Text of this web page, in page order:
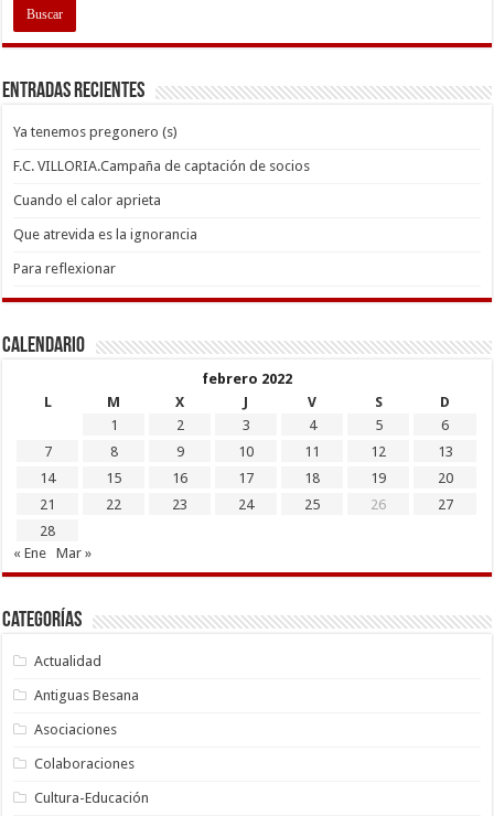
Entradas recientes
Ya tenemos pregonero (s)
F.C. VILLORIA.Campaña de captación de socios
Cuando el calor aprieta
Que atrevida es la ignorancia
Para reflexionar
Calendario
febrero 2022
L
M X J V S
D
1
2 3 4 5
6
7
8 9 10 11 12
13
14
15 16 17 18 19
20
21
22 23 24 25 26
27
28
« Ene
Mar »
Categorías
Actualidad
Antiguas Besana
Asociaciones
Colaboraciones
Cultura-Educación